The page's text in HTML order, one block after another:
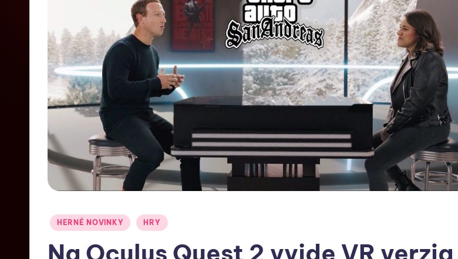
HERNÉ NOVINKY HRY